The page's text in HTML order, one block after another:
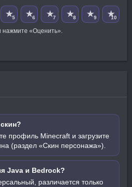
★5 ★6 ★7 ★8 ★9 ★10
нажмите «Оценить».
профиль Minecraft и загрузите
(раздел «Скин персонажа»).
Java и Bedrock?
различается только